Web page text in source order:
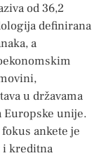
od 36,2
definirana
a
u državama
unije.
ankete je
kreditna